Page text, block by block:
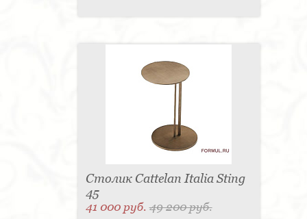
Столик Cattelan Italia Sting
45
41 000 руб.49 200 руб.